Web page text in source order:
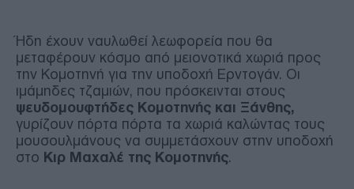
Ήδη έχουν ναυλωθεί λεωφορεία που θα
μεταφέρουν κόσμο από μειονοτικά χωριά προς
την Κομοτηνή για την υποδοχή Ερντογάν. Οι
ιμάμηδες τζαμιών, που πρόσκεινται στους
ψευδομουφτήδες Κομοτηνής και Ξάνθης,
γυρίζουν πόρτα πόρτα τα χωριά καλώντας τους
μουσουλμάνους να συμμετάσχουν στην υποδοχή
στο Κιρ Μαχαλέ της Κομοτηνής.